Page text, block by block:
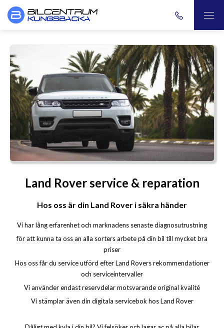
Land Rover service & reparation
Hos oss är din Land Rover i säkra händer
Vi har lång erfarenhet och marknadens senaste diagnosutrustning
för att kunna ta oss an alla sorters arbete på din bil till mycket bra
priser
Hos oss får du service utförd efter Land Rovers rekommendationer
och serviceintervaller
Vi använder endast reservdelar motsvarande original kvalité
Vi stämplar även din digitala servicebok hos Land Rover